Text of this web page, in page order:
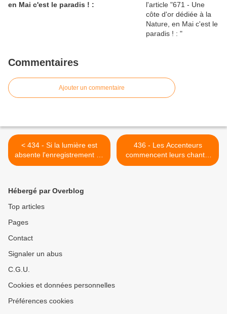
en Mai c'est le paradis ! :
Commentaires
Ajouter un commentaire
< 434 - Si la lumière est
absente l'enregistrement de
leurs cris prouvera leur
436 - Les Accenteurs
commencent leurs chants,
Bouvreuils y compris ! :
Hébergé par Overblog
Top articles
Pages
Contact
Signaler un abus
C.G.U.
Cookies et données personnelles
Préférences cookies